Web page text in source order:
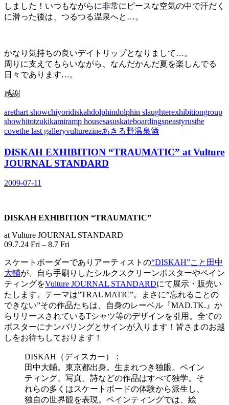
しました！いつもながらに非常にピースな空気の中で汗だく
に滑った後は、つるつる温泉へと…。
かなり気持ちの良いデイトリップとなりまして…。
周りに支えてもらいながら、なんだかんだ夏を楽しんでる
日々であります…。
感謝
arethart showchiyoridiskahdolphindolphin slaughterexhibitiongroup
showhitotzukikamiramp housesasuskateboardingsneastyrusthe
covethe last galleryvulturezineあきる野温泉酒
DISKAH EXHIBITION “TRAUMATIC” at Vulture
JOURNAL STANDARD
2009-07-11
DISKAH EXHIBITION “TRAUMATIC”
at Vulture JOURNAL STANDARD
09.7.24 Fri – 8.7 Fri
スケートボーダーでありアーティストの“DISKAH”こと田中
大輔が、自ら手刷りしたシルクスクリーンポスターやペイン
ティングをVulture JOURNAL STANDARDにて展示・販売い
たします。テーマは”TRAUMATIC”。まさに”忘れることの
できない”その作品たちは、自身のレーベル『MAD.TK.』か
らリリースされているTシャツ等のデザインを引用。全ての
ポスターにナンバリングとサインが入ります！皆さまのお越
しをお待ちしております！
DISKAH（ディスカー）：
田中大輔。東京都出身。生まれつき独眼。ペイン
ティング、写真、詩などの作品はすべて独学。そ
れらの多くはスケートボードの体験から派生し、
独自の世界観を表現。ペインティングでは、絵